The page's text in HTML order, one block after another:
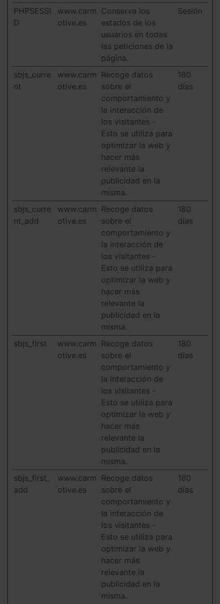
PHPSESSI
D
www.carm
otive.es
Conserva los
estados de los
usuarios en todas
las peticiones de la
página.
Sesión
sbjs_curre
nt
www.carm
otive.es
Recoge datos
sobre el
comportamiento y
la interacción de
los visitantes -
Esto se utiliza para
optimizar la web y
hacer más
relevante la
publicidad en la
misma.
180
días
sbjs_curre
nt_add
www.carm
otive.es
Recoge datos
sobre el
comportamiento y
la interacción de
los visitantes -
Esto se utiliza para
optimizar la web y
hacer más
relevante la
publicidad en la
misma.
180
días
sbjs_first
www.carm
otive.es
Recoge datos
sobre el
comportamiento y
la interacción de
los visitantes -
Esto se utiliza para
optimizar la web y
hacer más
relevante la
publicidad en la
misma.
180
días
sbjs_first_
add
www.carm
otive.es
Recoge datos
sobre el
comportamiento y
la interacción de
los visitantes -
Esto se utiliza para
optimizar la web y
hacer más
relevante la
publicidad en la
misma.
180
días